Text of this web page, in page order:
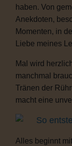
haben. Von
Anekdoten,
Momenten, in
Liebe meines
Mal wird
manchmal
Tränen der
macht eine
So
Alles beginnt